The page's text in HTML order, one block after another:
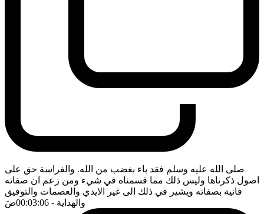
صلى الله عليه وسلم فقد باء بغضب من الله. والفراسة حق على
اصول ذكرناها وليس ذلك مما قسمناه في شيء ومن زعم ان صفاته
فانية بصفاته ويشير في ذلك الى غير الايدي والعصمات والتوفيق
والهداية - 00:03:06 ضَ